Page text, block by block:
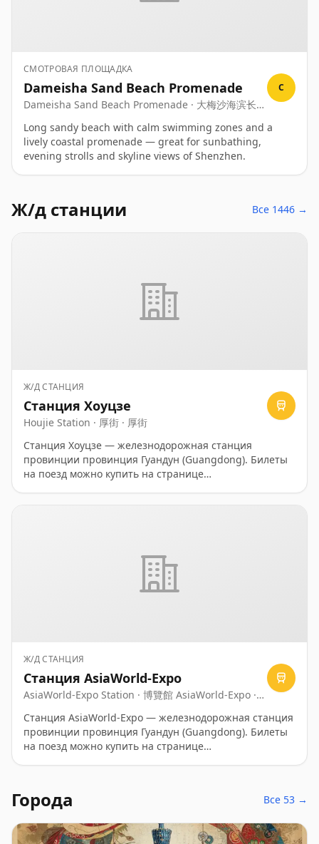
СМОТРОВАЯ ПЛОЩАДКА
Dameisha Sand Beach Promenade
Dameisha Sand Beach Promenade · 大梅沙海滨长廊
C
Long sandy beach with calm swimming zones and a
lively coastal promenade — great for sunbathing,
evening strolls and skyline views of Shenzhen.
Ж/д станции Все 1446 →
Ж/Д СТАНЦИЯ
Станция Хоуцзе
Houjie Station · 厚街 · 厚街
Станция Хоуцзе — железнодорожная станция
провинции провинция Гуандун (Guangdong). Билеты
на поезд можно купить на странице
Ж/Д СТАНЦИЯ
Станция AsiaWorld-Expo
AsiaWorld-Expo Station · 博覽館 AsiaWorld-Expo ·
Станция AsiaWorld-Expo — железнодорожная станция
провинции провинция Гуандун (Guangdong). Билеты
на поезд можно купить на странице
Города Все 53 →